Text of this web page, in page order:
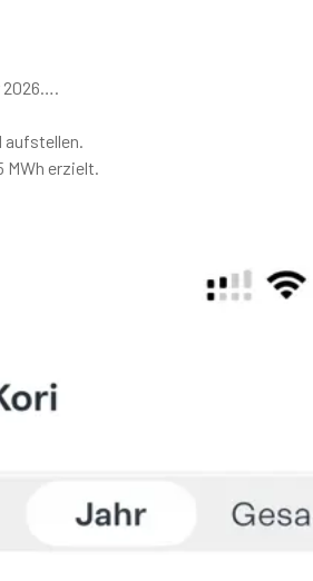
2026….
aufstellen.
MWh erzielt.